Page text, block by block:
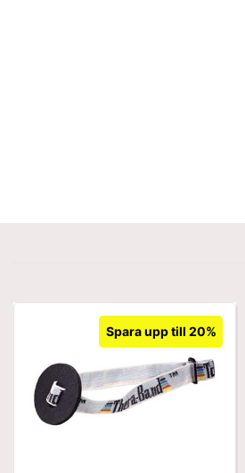
Spara upp till 20%